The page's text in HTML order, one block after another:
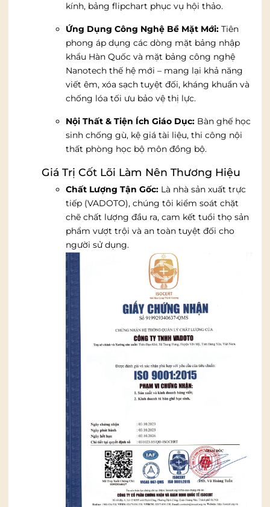
kính, bảng flipchart phục vụ hội thảo.
Ứng Dụng Công Nghệ Bề Mặt Mới: Tiên
phong áp dụng các dòng mặt bảng nhập
khẩu Hàn Quốc và mặt bảng công nghệ
Nanotech thế hệ mới – mang lại khả năng
viết êm, xóa sạch tuyệt đối, kháng khuẩn và
chống lóa tối ưu bảo vệ thị lực.
Nội Thất & Tiện Ích Giáo Dục: Bàn ghế học
sinh chống gù, kệ giá tài liệu, thi công nội
thất phòng học bộ môn đồng bộ.
Giá Trị Cốt Lõi Làm Nên Thương Hiệu
Chất Lượng Tận Gốc: Là nhà sản xuất trực
tiếp (VADOTO), chúng tôi kiểm soát chặt
chẽ chất lượng đầu ra, cam kết tuổi thọ sản
phẩm vượt trội và an toàn tuyệt đối cho
người sử dụng.